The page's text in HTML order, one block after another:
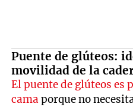
Puente de glúteos:
movilidad de la
El puente de glúteos es
cama porque no